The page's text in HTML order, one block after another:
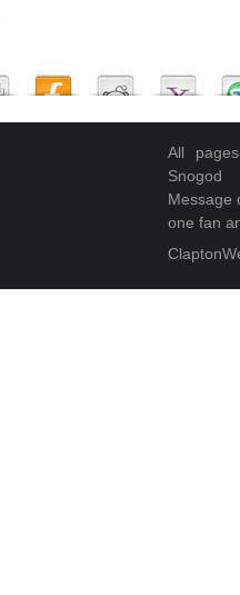
All
Snogod
Message
one fan